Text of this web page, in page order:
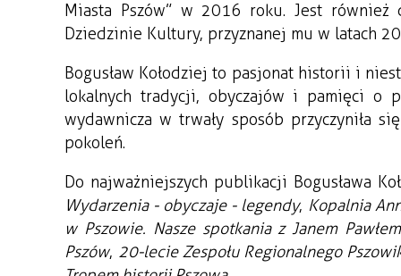
Miasta Pszów” w 2016 roku. Jest również
Dziedzinie Kultury, przyznanej mu w latach
Bogusław Kołodziej to pasjonat historii i
lokalnych tradycji, obyczajów i pamięci o
wydawnicza w trwały sposób przyczyniła
pokoleń.
Do najważniejszych publikacji Bogusława
Wydarzenia - obyczaje - legendy, Kopalnia
w Pszowie. Nasze spotkania z Janem
Pszów, 20-lecie Zespołu Regionalnego